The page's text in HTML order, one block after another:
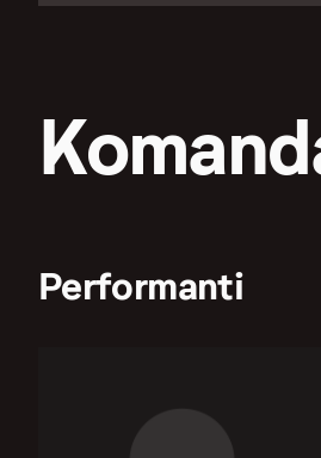
Performanti